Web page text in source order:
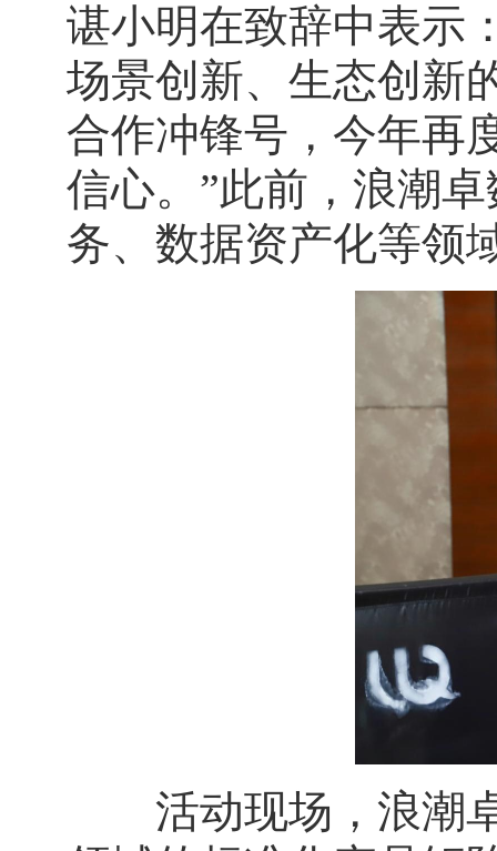
谌小明在致辞中表示
场景创新、生态创新
合作冲锋号，今年再
信心。”此前，浪潮
务、数据资产化等领
活动现场，浪潮卓